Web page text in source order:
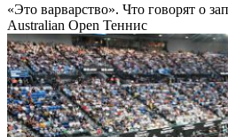
«Это варварство». Что говорят о
Australian Open Теннис